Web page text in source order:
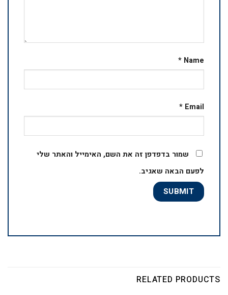
Name
*
Email
*
שמור בדפדפן זה את השם, האימייל והאתר שלי
לפעם הבאה שאגיב.
RELATED PRODUCTS